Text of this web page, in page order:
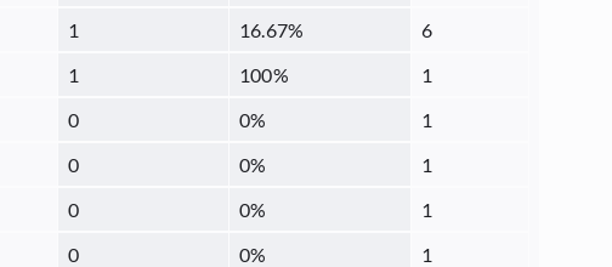
1 16.67%
6
1 100%
1
0 0%
1
0 0%
1
0 0%
1
0 0%
1